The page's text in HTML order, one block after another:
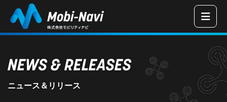
三重県津市
NEWS & RELEASES
ニュース＆リリース